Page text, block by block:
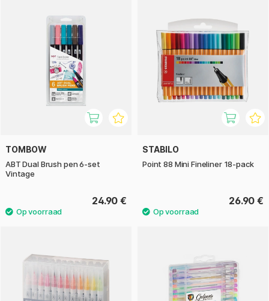
TOMBOW
ABT Dual Brush pen 6-set
Vintage
24.90 €
STABILO
Point 88 Mini Fineliner 18-pack
26.90 €